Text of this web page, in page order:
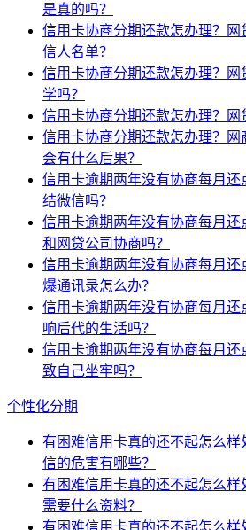
是真的吗？
信用卡协商分期还款怎办理？
信人名单？
信用卡协商分期还款怎办理？网
学吗？
信用卡协商分期还款怎办理？网
信用卡协商分期还款怎办理？
会有什么后果？
信用卡逾期两年没有协商每月
结微信吗？
信用卡逾期两年没有协商每月
和网贷公司协商吗？
信用卡逾期两年没有协商每月
爆通讯录怎么办？
信用卡逾期两年没有协商每月
响后代的生活吗？
信用卡逾期两年没有协商每月
致自己坐牢吗？
个性化分期
有困难信用卡真的还不起怎么样
信的危害有哪些？
有困难信用卡真的还不起怎么样
需要什么资料？
有困难信用卡真的还不起怎么